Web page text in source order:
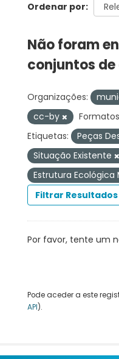
Ordenar por
Não foram
conjuntos
Organizações:
cc-by
Etiquetas:
Peças
Situação Existente
Estrutura Ecológica
Filtrar Resultados
Por favor, tente um
Pode aceder a este
API).